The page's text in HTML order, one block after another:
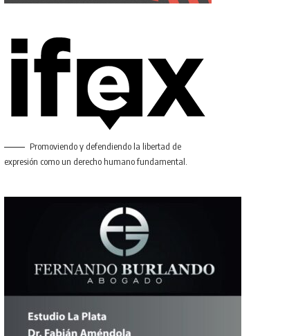
Promoviendo y defendiendo la libertad de
expresión como un derecho humano fundamental.